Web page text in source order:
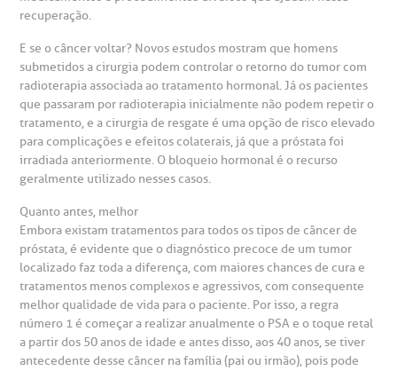
recuperação.
E se o câncer voltar? Novos estudos mostram que homens
submetidos a cirurgia podem controlar o retorno do tumor com
radioterapia associada ao tratamento hormonal. Já os pacientes
que passaram por radioterapia inicialmente não podem repetir o
tratamento, e a cirurgia de resgate é uma opção de risco elevado
para complicações e efeitos colaterais, já que a próstata foi
irradiada anteriormente. O bloqueio hormonal é o recurso
geralmente utilizado nesses casos.
Quanto antes, melhor
Embora existam tratamentos para todos os tipos de câncer de
próstata, é evidente que o diagnóstico precoce de um tumor
localizado faz toda a diferença, com maiores chances de cura e
tratamentos menos complexos e agressivos, com consequente
melhor qualidade de vida para o paciente. Por isso, a regra
número 1 é começar a realizar anualmente o PSA e o toque retal
a partir dos 50 anos de idade e antes disso, aos 40 anos, se tiver
antecedente desse câncer na família (pai ou irmão), pois pode